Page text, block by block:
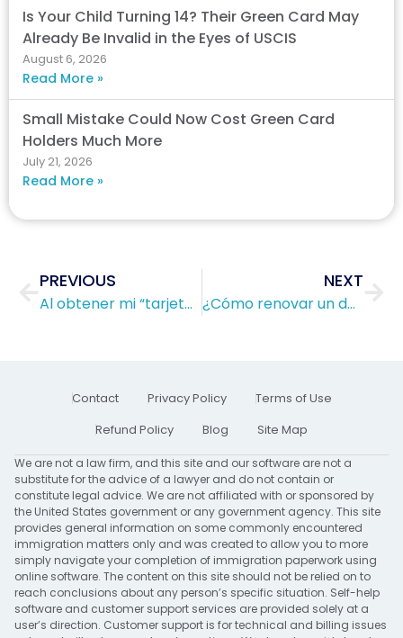
Is Your Child Turning 14? Their Green Card May
Already Be Invalid in the Eyes of USCIS
August 6, 2026
Read More »
Small Mistake Could Now Cost Green Card
Holders Much More
July 21, 2026
Read More »
PREVIOUS
Al obtener mi “tarjeta verde” o “Green Card”, ¿Cuánto tiempo tengo que esperar para iniciar el proceso de ciudadanía?
NEXT
¿Cómo renovar un documento de autorización de empleo?
Contact Privacy Policy
Terms of Use
Refund Policy
Blog Site Map
We are not a law firm, and this site and our software are not a
substitute for the advice of a lawyer and do not contain or
constitute legal advice. We are not affiliated with or sponsored by
the United States government or any government agency. This site
provides general information on some commonly encountered
immigration matters only and was created to allow you to more
simply navigate your completion of immigration paperwork using
online software. The content on this site should not be relied on to
reach conclusions about any person’s specific situation. Self-help
software and customer support services are provided solely at a
user’s direction. Customer support is for technical and billing issues